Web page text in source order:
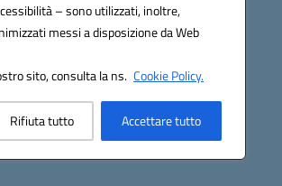
– sono utilizzati, inoltre,
messi a disposizione da Web
sito, consulta la ns. Cookie Policy.
Rifiuta tutto Accettare tutto